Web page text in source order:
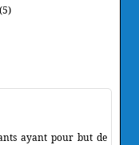
ayant pour but de